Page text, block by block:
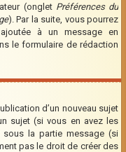
(onglet Préférences du
). Par la suite, vous pourrez
à un message en
le formulaire de rédaction
d’un nouveau sujet
sujet (si vous en avez les
sous la partie message (si
pas le droit de créer des